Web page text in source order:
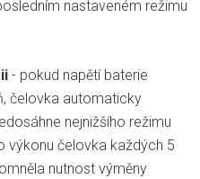
nastaveném režimu
- pokud napětí baterie
čelovka automaticky
nejnižšího režimu
výkonu čelovka každých 5
nutnost výměny